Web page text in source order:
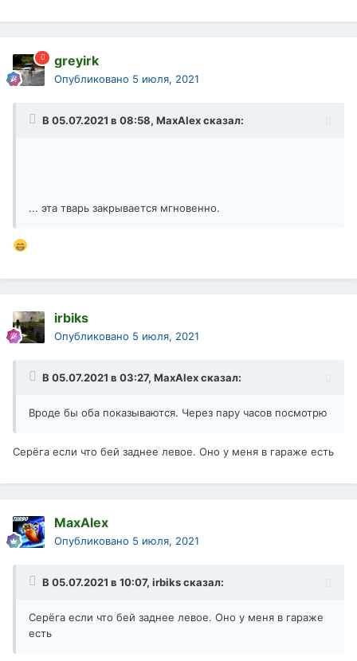
greyirk
Опубликовано 5 июля, 2021
В 05.07.2021 в 08:58, MaxAlexсказал:
... эта тварь закрывается мгновенно.
irbiks
Опубликовано 5 июля, 2021
В 05.07.2021 в 03:27, MaxAlexсказал:
Вроде бы оба показываются. Через пару часов посмотрю
Серёга если что бей заднее левое. Оно у меня в гараже есть
MaxAlex
Опубликовано 5 июля, 2021
В 05.07.2021 в 10:07, irbiksсказал:
Серёга если что бей заднее левое. Оно у меня в гараже
есть